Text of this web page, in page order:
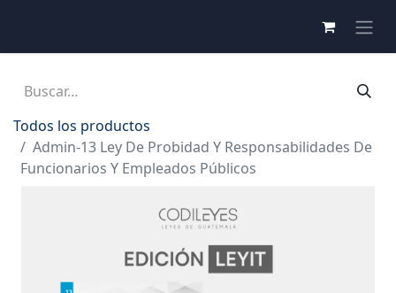
Todos los productos
Admin-13 Ley De Probidad Y Responsabilidades De
Funcionarios Y Empleados Públicos